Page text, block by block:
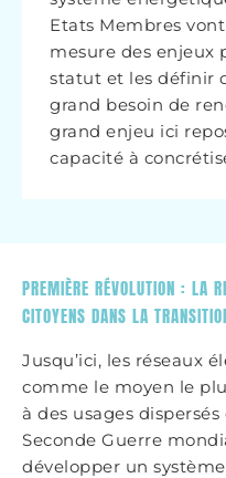
Etats Membres
mesure des enjeux
statut et les définir
grand besoin de
grand enjeu ici
capacité à
PREMIÈRE RÉVOLUTION : LA
CITOYENS DANS LA
Jusqu’ici, les réseaux
comme le moyen le
à des usages
Seconde Guerre
développer un